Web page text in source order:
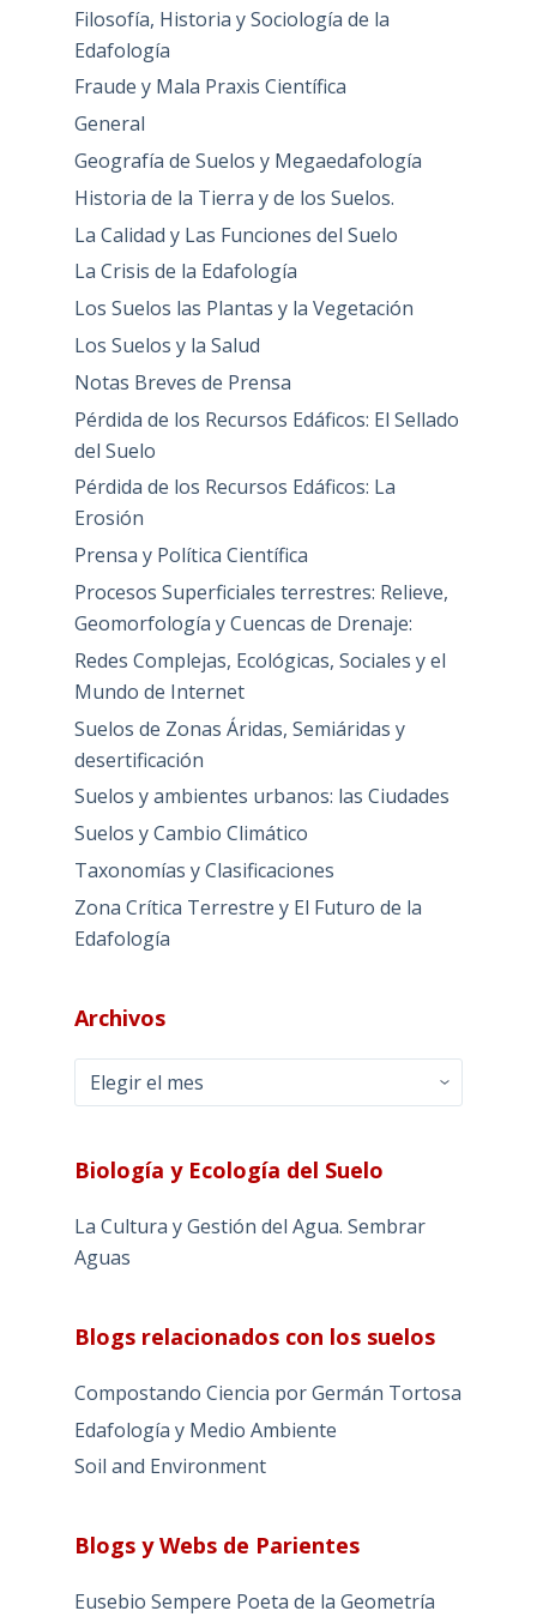
Filosofía, Historia y Sociología de la
Edafología
Fraude y Mala Praxis Científica
General
Geografía de Suelos y Megaedafología
Historia de la Tierra y de los Suelos.
La Calidad y Las Funciones del Suelo
La Crisis de la Edafología
Los Suelos las Plantas y la Vegetación
Los Suelos y la Salud
Notas Breves de Prensa
Pérdida de los Recursos Edáficos: El Sellado
del Suelo
Pérdida de los Recursos Edáficos: La
Erosión
Prensa y Política Científica
Procesos Superficiales terrestres: Relieve,
Geomorfología y Cuencas de Drenaje:
Redes Complejas, Ecológicas, Sociales y el
Mundo de Internet
Suelos de Zonas Áridas, Semiáridas y
desertificación
Suelos y ambientes urbanos: las Ciudades
Suelos y Cambio Climático
Taxonomías y Clasificaciones
Zona Crítica Terrestre y El Futuro de la
Edafología
Archivos
Archivos
Biología y Ecología del Suelo
La Cultura y Gestión del Agua. Sembrar
Aguas
Blogs relacionados con los suelos
Compostando Ciencia por Germán Tortosa
Edafología y Medio Ambiente
Soil and Environment
Blogs y Webs de Parientes
Eusebio Sempere Poeta de la Geometría